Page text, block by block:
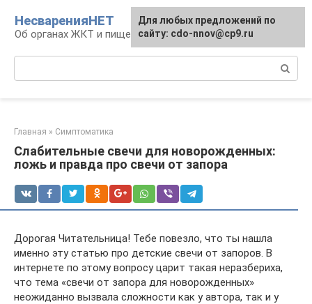
контенту
НесваренияНЕТ
Об органах ЖКТ и пищеварении
Главная » Симптоматика
Слабительные свечи для новорожденных:
ложь и правда про свечи от запора
Дорогая Читательница! Тебе повезло, что ты нашла
именно эту статью про детские свечи от запоров. В
интернете по этому вопросу царит такая неразбериха,
что тема «свечи от запора для новорожденных»
неожиданно вызвала сложности как у автора, так и у
Для любых предложений по
сайту: cdo-nnov@cp9.ru